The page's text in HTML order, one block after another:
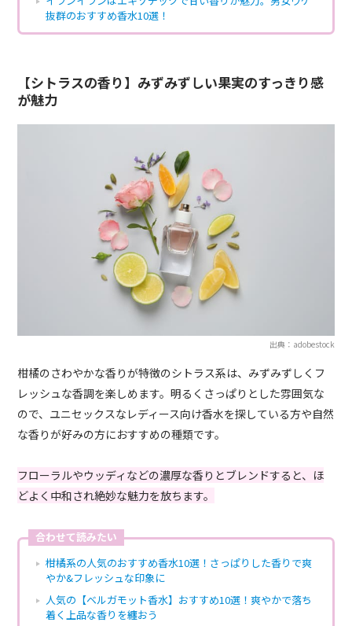
抜群のおすすめ香水10選！
【シトラスの香り】みずみずしい果実のすっきり感
が魅力
出典：adobestock
柑橘のさわやかな香りが特徴のシトラス系は、みずみずしくフ
レッシュな香調を楽しめます。明るくさっぱりとした雰囲気な
ので、ユニセックスなレディース向け香水を探している方や自然
な香りが好みの方におすすめの種類です。
フローラルやウッディなどの濃厚な香りとブレンドすると、ほ
どよく中和され絶妙な魅力を放ちます。
合わせて読みたい
柑橘系の人気のおすすめ香水10選！さっぱりした香りで爽
やか&フレッシュな印象に
人気の【ベルガモット香水】おすすめ10選！爽やかで落ち
着く上品な香りを纏おう